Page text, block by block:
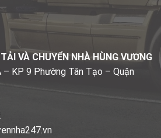
VÀ CHUYỂN NHÀ HÙNG VƯƠNG
KP 9 Phường Tân Tạo – Quận